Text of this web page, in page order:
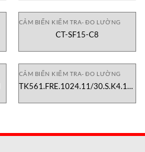
CẢM BIẾN KIỂM TRA- ĐO LƯỜNG
CT-SF15-C8
CẢM BIẾN KIỂM TRA- ĐO LƯỜNG
TK561.FRE.1024.11/